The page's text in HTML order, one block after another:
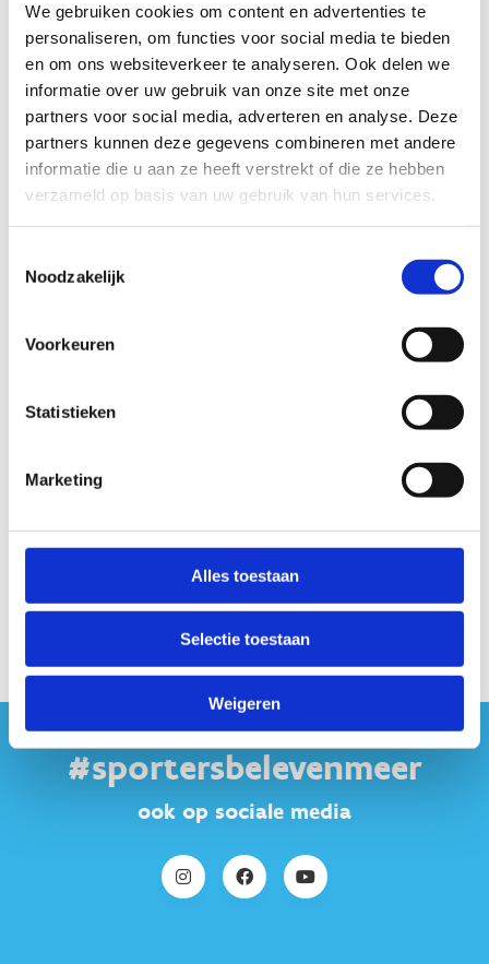
We gebruiken cookies om content en advertenties te
personaliseren, om functies voor social media te bieden
en om ons websiteverkeer te analyseren. Ook delen we
informatie over uw gebruik van onze site met onze
partners voor social media, adverteren en analyse. Deze
partners kunnen deze gegevens combineren met andere
informatie die u aan ze heeft verstrekt of die ze hebben
verzameld op basis van uw gebruik van hun services.
Noodzakelijk
Voorkeuren
Statistieken
Marketing
Alles toestaan
Selectie toestaan
Weigeren
Sahara
Aan de Soeverein start een groene lus van 1,5 km, een fuchsia
lus van 3,1 km, een paarse lus van 6,1 km en een zwarte lus
van 10,5 km. De grote zandvlakte van de Lommelse Sahara
lijkt op een miniatuurwoestijn. Er zijn echter ook
helderblauwe meertjes, heidestroken en geurende naald- en
loofbossen. De schilderachtige landschappen en de afwisseling
zorgen voor een unieke loopervaring.
Sportveldenstraat
#sportersbelevenmeer
ook op sociale media